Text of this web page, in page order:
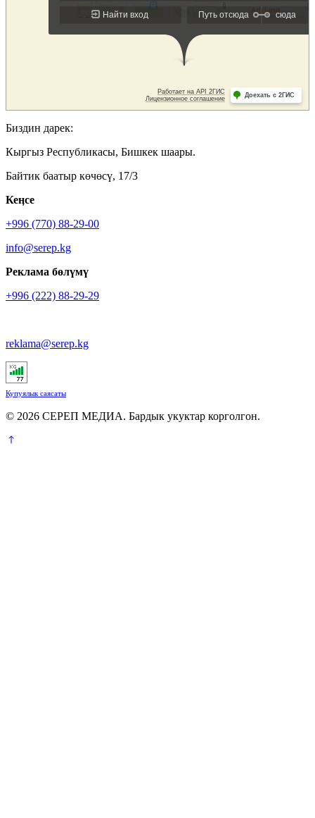
Биздин дарек:
Кыргыз Республикасы, Бишкек шаары.
Байтик баатыр көчөсү, 17/3
Кеӊсе
+996 (770) 88-29-00
info@serep.kg
Реклама бөлүмү
+996 (222) 88-29-29
reklama@serep.kg
Купуялык саясаты
© 2026 СЕРЕП МЕДИА. Бардык укуктар корголгон.